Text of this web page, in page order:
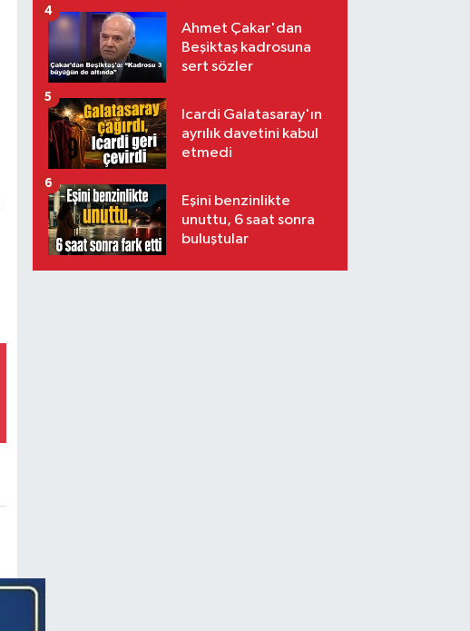
Ahmet Çakar'dan
Beşiktaş kadrosuna
sert sözler
4
Icardi Galatasaray'ın
ayrılık davetini kabul
etmedi
5
Eşini benzinlikte
unuttu, 6 saat sonra
buluştular
6